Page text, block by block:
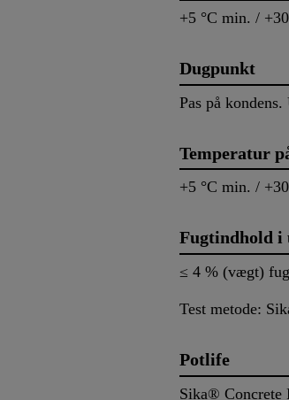
+5 °C min. /
Dugpunkt
Pas på
Temperatur
+5 °C min. /
Fugtindhold i
≤ 4 % (vægt)
Test metode:
Potlife
Sika® Concrete